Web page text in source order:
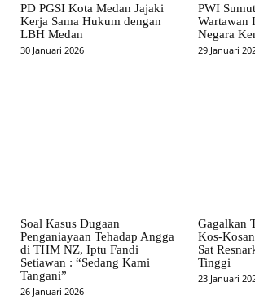
PD PGSI Kota Medan Jajaki
Kerja Sama Hukum dengan
LBH Medan
30 Januari 2026
PWI
Wartawan
Negara
29 Januari
Soal Kasus Dugaan
Penganiayaan Tehadap Angga
di THM NZ, Iptu Fandi
Setiawan : “Sedang Kami
Tangani”
26 Januari 2026
Gagalkan
Kos-
Sat
Tinggi
23 Januari